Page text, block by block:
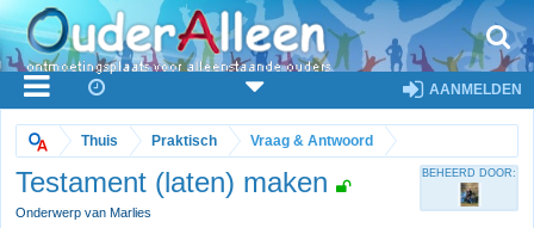
AANMELDEN
Thuis Praktisch Vraag & Antwoord
Testament (laten) maken
Onderwerp van Marlies
BEHEERD DOOR: